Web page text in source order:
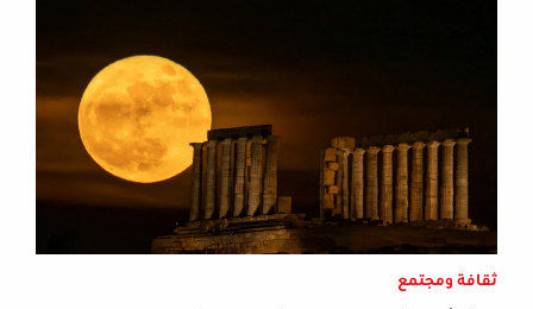
ثقافة ومجتمع